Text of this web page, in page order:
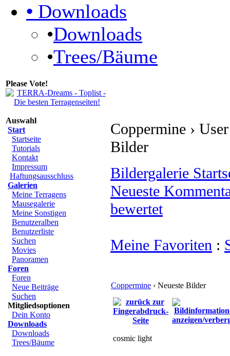
• Downloads
•Downloads
•Trees/Bäume
Please Vote!
Auswahl
Start
Startseite
Tutorials
Kontakt
Impressum
Haftungsausschluss
Galerien
Meine Terragens
Mausegalerie
Meine Sonstigen
Benutzeralben
Benutzerliste
Suchen
Movies
Panoramen
Foren
Foren
Neue Beiträge
Suchen
Mitgliedsoptionen
Dein Konto
Downloads
Downloads
Trees/Bäume
Coppermine ›
Bilder
Bildergalerie
Neueste
bewertet
Meine Favoriten :
Coppermine › Neueste Bilder
cosmic light